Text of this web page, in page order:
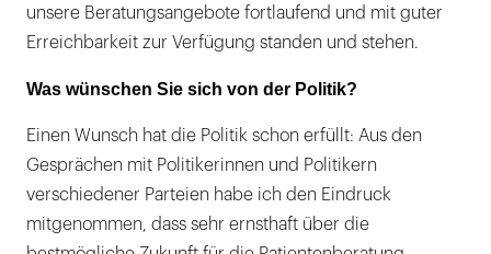
unsere Beratungsangebote fortlaufend und mit guter
Erreichbarkeit zur Verfügung standen und stehen.
Was wünschen Sie sich von der Politik?
Einen Wunsch hat die Politik schon erfüllt: Aus den
Gesprächen mit Politikerinnen und Politikern
verschiedener Parteien habe ich den Eindruck
mitgenommen, dass sehr ernsthaft über die